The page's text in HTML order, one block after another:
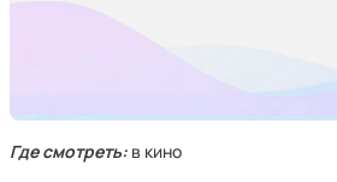
Где смотреть: в кино